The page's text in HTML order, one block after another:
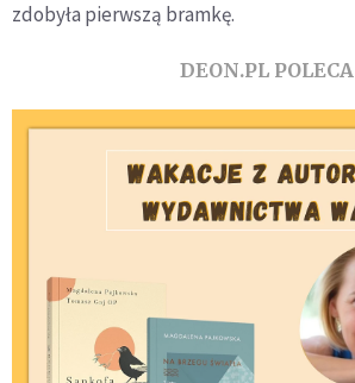
zdobyła pierwszą bramkę.
DEON.PL POLECA